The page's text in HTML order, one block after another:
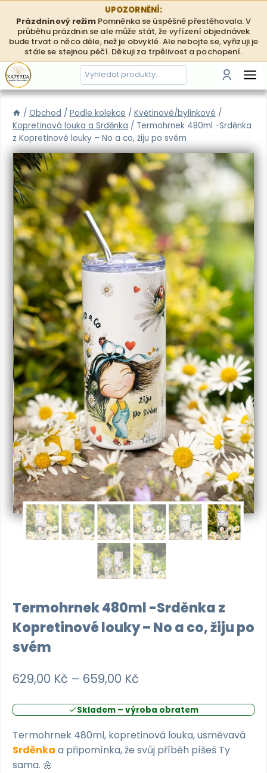
obsah
UPOZORNĚNÍ:
Prázdninový režimPomněnka se úspěšně přestěhovala. V
průběhu prázdnin se ale může stát, že vyřízení objednávek
bude trvat o něco déle, než je obvyklé. Ale nebojte se, vyřizuji je
stále se stejnou péčí. Děkuji za trpělivost a pochopení.
Hledání
/ Obchod / Podle kolekce / Květinové/bylinkové /
Kopretinová louka a Srděnka / Termohrnek 480ml -Srděnka
z Kopretinové louky – No a co, žiju po svém
Termohrnek 480ml -Srděnka z
Kopretinové louky – No a co, žiju po
svém
629,00 Kč – 659,00 Kč
629,00 Kč
až
659,00 Kč
Skladem – výroba obratem
Termohrnek 480ml, kopretinová louka, usměvavá
Srděnka a připomínka, že svůj příběh píšeš Ty
sama. 🌼